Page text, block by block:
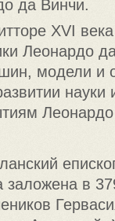
да Винчи.
XVI века
Леонардо
модели и
науки
в